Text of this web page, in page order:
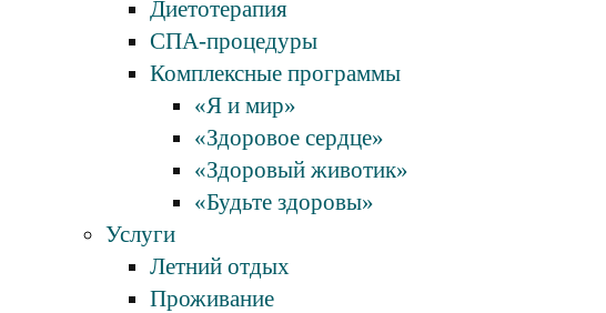
Диетотерапия
СПА-процедуры
Комплексные программы
«Я и мир»
«Здоровое сердце»
«Здоровый животик»
«Будьте здоровы»
Услуги
Летний отдых
Проживание